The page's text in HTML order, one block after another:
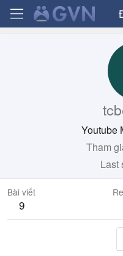
Youtube
Tham
Last
Bài viết
9